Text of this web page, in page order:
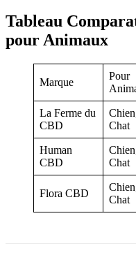
Tableau
pour Animaux
Marque
Pour
La Ferme du
CBD
Chat
Human
CBD
Chat
Flora CBD
Chat